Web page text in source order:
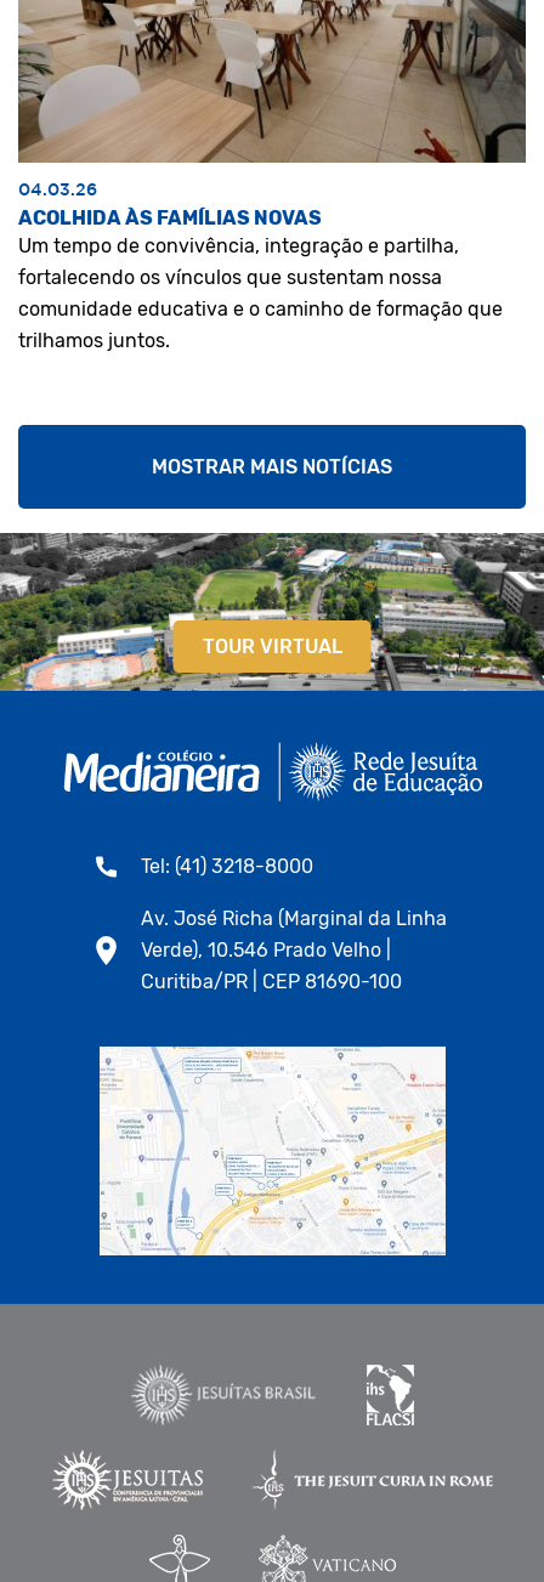
04.03.26
ACOLHIDA ÀS FAMÍLIAS NOVAS
Um tempo de convivência, integração e partilha,
fortalecendo os vínculos que sustentam nossa
comunidade educativa e o caminho de formação que
trilhamos juntos.
MOSTRAR MAIS NOTÍCIAS
TOUR VIRTUAL
Tel: (41) 3218-8000
Av. José Richa (Marginal da Linha
Verde), 10.546 Prado Velho |
Curitiba/PR | CEP 81690-100